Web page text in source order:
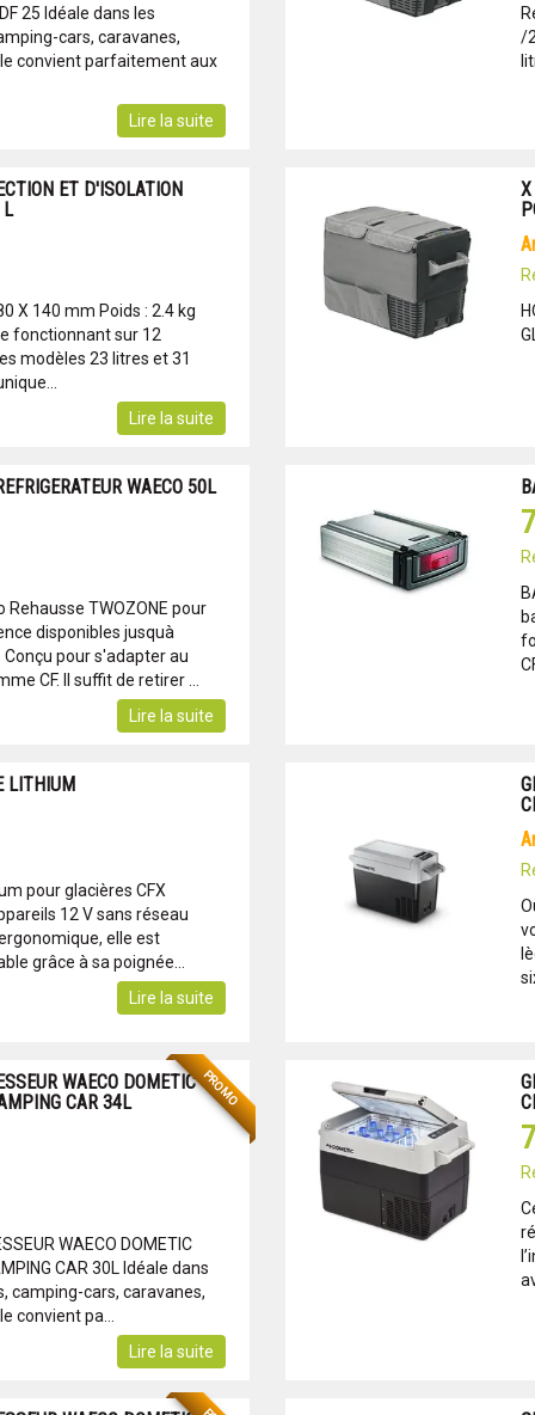
25 Idéale dans les
cars, caravanes,
convient parfaitement aux
Lire la suite
/
ET D'ISOLATION
L
X 140 mm Poids : 2.4 kg
fonctionnant sur 12
modèles 23 litres et 31
Lire la suite
X
WAECO 50L
TWOZONE pour
disponibles jusquà
pour s'adapter au
CF. Il suffit de retirer ...
Lire la suite
LITHIUM
pour glacières CFX
12 V sans réseau
elle est
grâce à sa poignée...
Lire la suite
PROMO
WAECO DOMETIC
CAR 34L
WAECO DOMETIC
CAR 30L Idéale dans
camping-cars, caravanes,
convient pa...
Lire la suite